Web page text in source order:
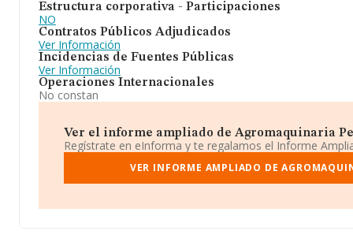
Estructura corporativa - Participaciones
NO
Contratos Públicos Adjudicados
Ver Información
Incidencias de Fuentes Públicas
Ver Información
Operaciones Internacionales
No constan
Ver el informe ampliado de Agromaquinaria
Regístrate en eInforma y te regalamos el Informe
VER INFORME AMPLIADO DE